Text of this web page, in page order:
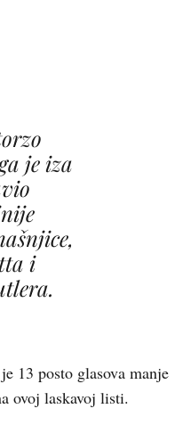
je iza
i
13 posto glasova manje
ovoj laskavoj listi.